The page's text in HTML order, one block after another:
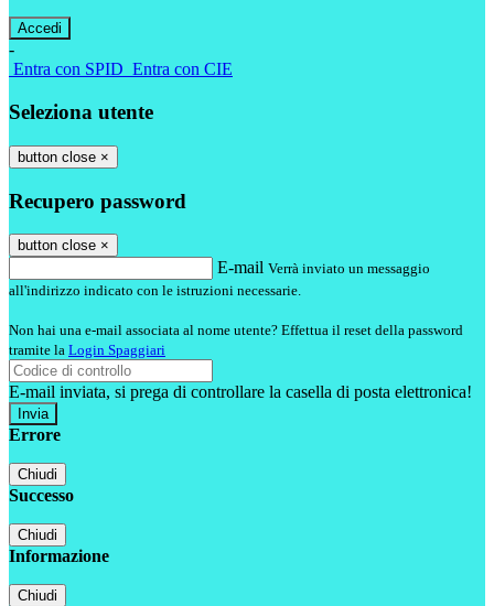
-
Entra con SPID Entra con CIE
Seleziona utente
button close ×
Recupero password
button close ×
E-mail Verrà inviato un messaggio
all'indirizzo indicato con le istruzioni necessarie.
Non hai una e-mail associata al nome utente? Effettua il reset della password
tramite la Login Spaggiari
E-mail inviata, si prega di controllare la casella di posta elettronica!
Errore
Chiudi
Successo
Chiudi
Informazione
Chiudi